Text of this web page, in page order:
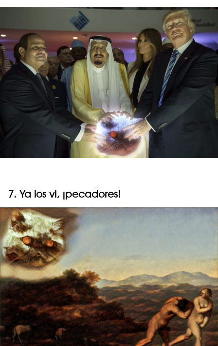
7. Ya los vi, ¡pecadores!